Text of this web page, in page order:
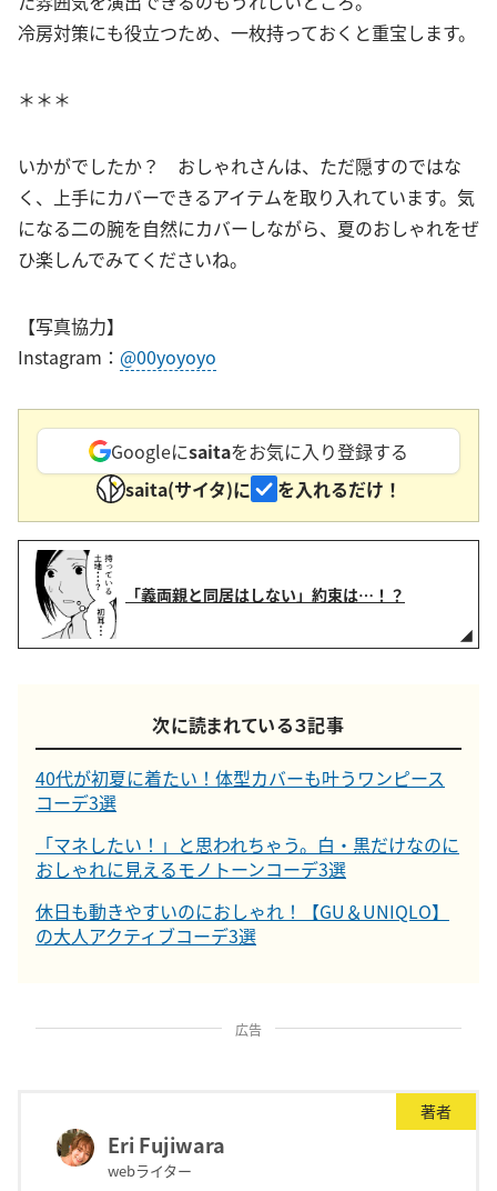
冷房対策にも役立つため、一枚持っておくと重宝します。
＊＊＊
いかがでしたか？ おしゃれさんは、ただ隠すのではな
く、上手にカバーできるアイテムを取り入れています。気
になる二の腕を自然にカバーしながら、夏のおしゃれをぜ
ひ楽しんでみてくださいね。
【写真協力】
Instagram： @00yoyoyo
Googleにsaitaをお気に入り登録する
saita(サイタ)に
を入れるだけ！
「義両親と同居はしない」約束は…！？
次に読まれている３記事
40代が初夏に着たい！体型カバーも叶うワンピース
コーデ3選
「マネしたい！」と思われちゃう。白・黒だけなのに
おしゃれに見えるモノトーンコーデ3選
休日も動きやすいのにおしゃれ！【GU＆UNIQLO】
の大人アクティブコーデ3選
広告
著者
Eri Fujiwara
webライター